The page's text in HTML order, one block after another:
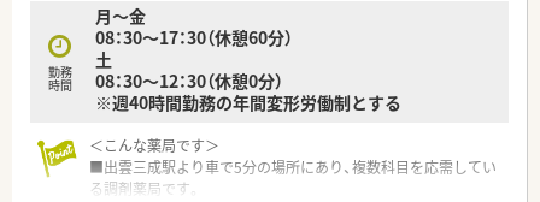
勤務
時間
月～金
08：30～17：30（休憩60分）
土
08：30～12：30（休憩0分）
※週40時間勤務の年間変形労働制とする
＜こんな薬局です＞
■出雲三成駅より車で5分の場所にあり、複数科目を応需してい
る調剤薬局です。